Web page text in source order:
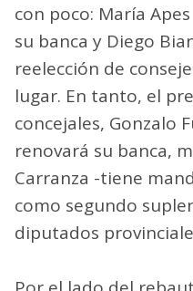
con poco: María
su banca y Diego
reelección de
lugar. En tanto, el
concejales, Gonzalo
renovará su banca,
Carranza -tiene
como segundo
diputados